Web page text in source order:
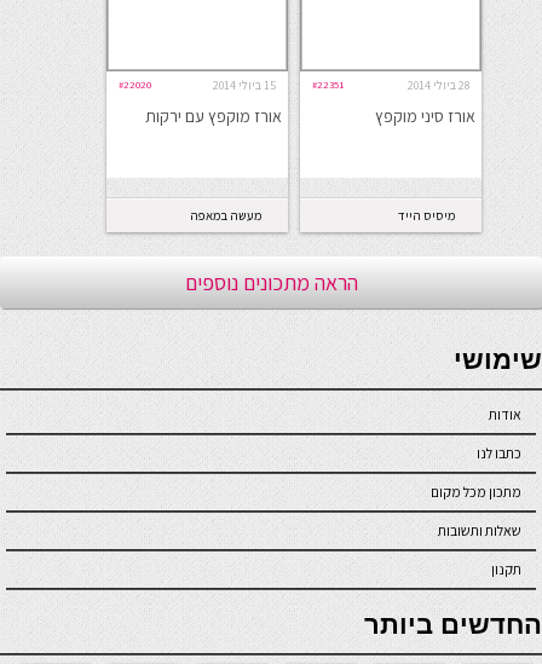
28 ביולי 2014 #22351
אורז סיני מוקפץ
מיסיס הייד
15 ביולי 2014 #22020
אורז מוקפץ עם ירקות
מעשה במאפה
הראה מתכונים נוספים
seriöse online casinos österreich
שימושי
אודות
כתבו לנו
מתכון מכל מקום
שאלות ותשובות
תקנון
online casino
החדשים ביותר